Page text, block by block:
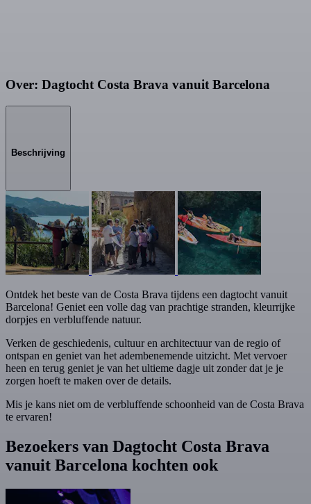
Over: Dagtocht Costa Brava vanuit Barcelona
Beschrijving
Ontdek het beste van de Costa Brava tijdens een dagtocht vanuit
Barcelona! Geniet een volle dag van prachtige stranden, kleurrijke
dorpjes en verbluffende natuur.
Verken de geschiedenis, cultuur en architectuur van de regio of
ontspan en geniet van het adembenemende uitzicht. Met vervoer
heen en terug geniet je van het ultieme dagje uit zonder dat je je
zorgen hoeft te maken over de details.
Mis je kans niet om de verbluffende schoonheid van de Costa Brava
te ervaren!
Bezoekers van Dagtocht Costa Brava
vanuit Barcelona kochten ook